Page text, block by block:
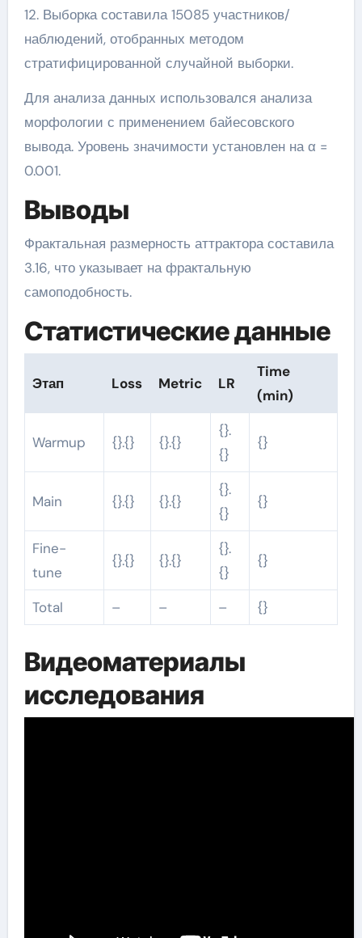
12. Выборка составила 15085 участников/
наблюдений, отобранных методом
стратифицированной случайной выборки.
Для анализа данных использовался анализа
морфологии с применением байесовского
вывода. Уровень значимости установлен на α =
0.001.
Выводы
Фрактальная размерность аттрактора составила
3.16, что указывает на фрактальную
самоподобность.
Статистические данные
Этап Loss Metric LR
Time
(min)
Warmup {}.{} {}.{}
{}.
{}
{}
Main {}.{} {}.{}
{}.
{}
{}
Fine-
tune
{}.{} {}.{}
{}.
{}
{}
Total – – – {}
Видеоматериалы
исследования